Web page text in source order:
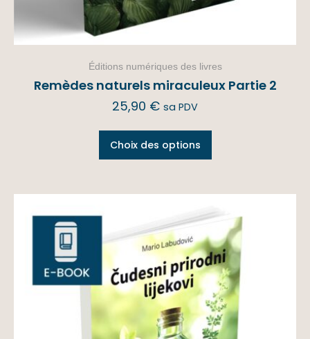
Éditions numériques des livres
Remèdes naturels miraculeux Partie 2
25,90 € sa PDV
Choix des options